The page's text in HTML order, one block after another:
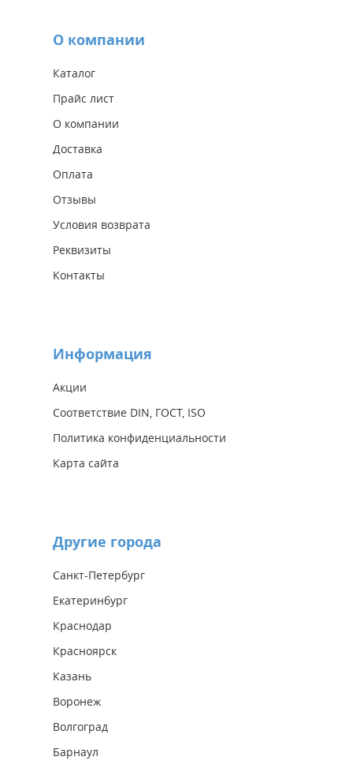
О компании
Каталог
Прайс лист
О компании
Доставка
Оплата
Отзывы
Условия возврата
Реквизиты
Контакты
Информация
Акции
Соответствие DIN, ГОСТ, ISO
Политика конфиденциальности
Карта сайта
Другие города
Санкт-Петербург
Екатеринбург
Краснодар
Красноярск
Казань
Воронеж
Волгоград
Барнаул